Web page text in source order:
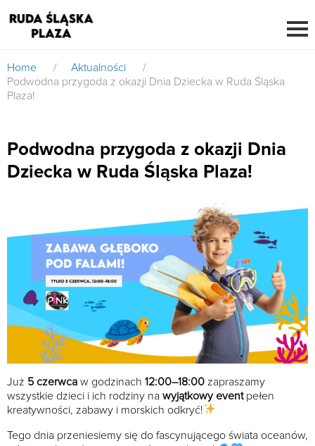
Home / Aktualności
/
Podwodna przygoda z okazji Dnia Dziecka w Ruda Śląska
Plaza!
Podwodna przygoda z okazji Dnia
Dziecka w Ruda Śląska Plaza!
Już 5 czerwca w godzinach 12:00–18:00 zapraszamy
wszystkie dzieci i ich rodziny na wyjątkowy eventpełen
kreatywności, zabawy i morskich odkryć!
Tego dnia przeniesiemy się do fascynującego świata oceanów,